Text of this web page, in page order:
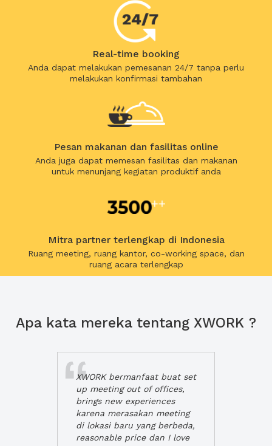
Real-time booking
Anda dapat melakukan pemesanan 24/7 tanpa perlu
melakukan konfirmasi tambahan
Pesan makanan dan fasilitas online
Anda juga dapat memesan fasilitas dan makanan
untuk menunjang kegiatan produktif anda
Mitra partner terlengkap di Indonesia
Ruang meeting, ruang kantor, co-working space, dan
ruang acara terlengkap
Apa kata mereka tentang XWORK ?
XWORK bermanfaat buat set
up meeting out of offices,
brings new experiences
karena merasakan meeting
di lokasi baru yang berbeda,
reasonable price dan I love